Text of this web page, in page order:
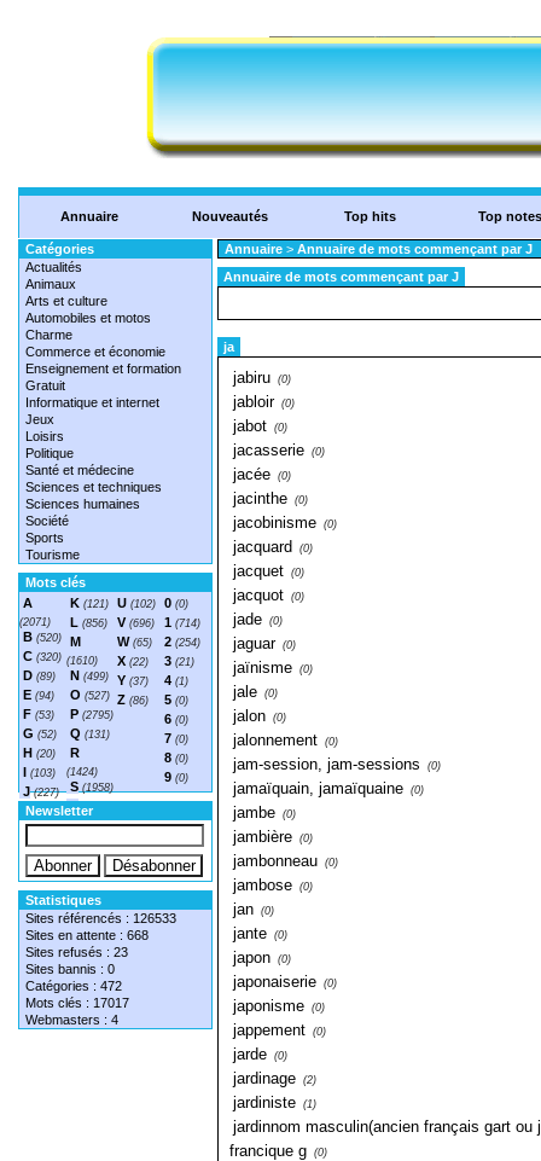
Annuaire Nouveautés Top hits Top notes
Catégories
Actualités
Animaux
Arts et culture
Automobiles et motos
Charme
Commerce et économie
Enseignement et formation
Gratuit
Informatique et internet
Jeux
Loisirs
Politique
Santé et médecine
Sciences et techniques
Sciences humaines
Société
Sports
Tourisme
Mots clés
A
(2071)
B (520)
C (320)
D (89)
E (94)
F (53)
G (52)
H (20)
I (103)
J(227)
K (121)
L (856)
M
(1610)
N (499)
O (527)
P (2795)
Q (131)
R
(1424)
S (1958)
T(1548)
U (102)
V (696)
W (65)
X (22)
Y (37)
Z (86)
0 (0)
1 (714)
2 (254)
3 (21)
4 (1)
5 (0)
6 (0)
7 (0)
8 (0)
9 (0)
Newsletter
Statistiques
Sites référencés : 126533
Sites en attente : 668
Sites refusés : 23
Sites bannis : 0
Catégories : 472
Mots clés : 17017
Webmasters : 4
Annuaire > Annuaire de mots commençant par J
Annuaire de mots commençant par J
ja
jabiru (0)
jabloir (0)
jabot (0)
jacasserie (0)
jacée (0)
jacinthe (0)
jacobinisme (0)
jacquard (0)
jacquet (0)
jacquot (0)
jade (0)
jaguar (0)
jaïnisme (0)
jale (0)
jalon (0)
jalonnement (0)
jam-session, jam-sessions (0)
jamaïquain, jamaïquaine (0)
jambe (0)
jambière (0)
jambonneau (0)
jambose (0)
jan (0)
jante (0)
japon (0)
japonaiserie (0)
japonisme (0)
jappement (0)
jarde (0)
jardinage (2)
jardiniste (1)
jardinnom masculin(ancien français gart ou
francique g (0)